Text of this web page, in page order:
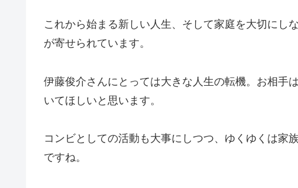
これから始まる新しい人生、そして家庭を大切にし
が寄せられています。
伊藤俊介さんにとっては大きな人生の転機。お相手
いてほしいと思います。
コンビとしての活動も大事にしつつ、ゆくゆくは家
ですね。